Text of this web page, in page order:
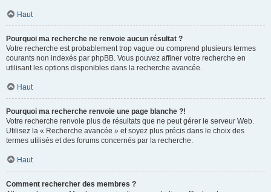
Haut
Pourquoi ma recherche ne renvoie aucun résultat ?
Votre recherche est probablement trop vague ou comprend plusieurs termes
courants non indexés par phpBB. Vous pouvez affiner votre recherche en
utilisant les options disponibles dans la recherche avancée.
Haut
Pourquoi ma recherche renvoie une page blanche ?!
Votre recherche renvoie plus de résultats que ne peut gérer le serveur Web.
Utilisez la « Recherche avancée » et soyez plus précis dans le choix des
termes utilisés et des forums concernés par la recherche.
Haut
Comment rechercher des membres ?